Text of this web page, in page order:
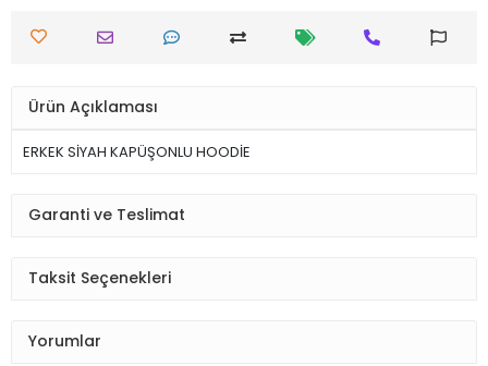
Ürün Açıklaması
ERKEK SİYAH KAPÜŞONLU HOODİE
Garanti ve Teslimat
Taksit Seçenekleri
Yorumlar